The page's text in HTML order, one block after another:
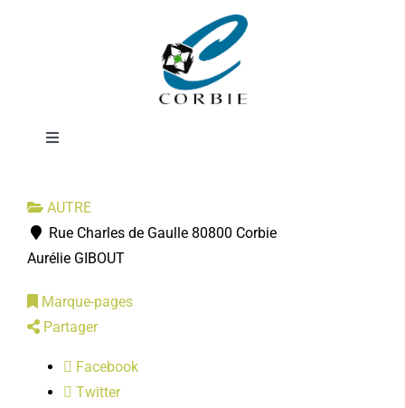
Toggle
DÉMARCHES ADMINISTRATIVES
SERVICES MUNICIPAUX
PRATIQUE
Commerce
Ephémère
AUTRE
Rue Charles de Gaulle 80800 Corbie
Aurélie GIBOUT
Marque-pages
Partager
Facebook
Twitter